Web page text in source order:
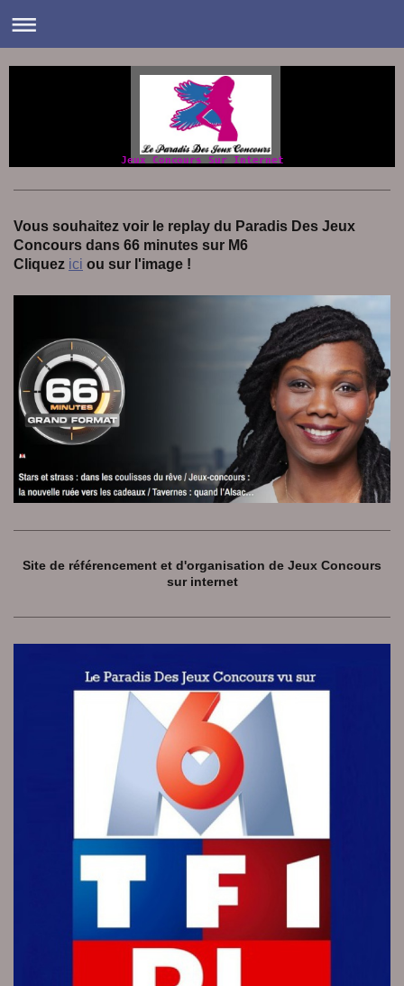
Jeux Concours Sur Internet
Vous souhaitez voir le replay du Paradis Des Jeux
Concours dans 66 minutes sur M6
Cliquez ici ou sur l'image !
Site de référencement et d'organisation de Jeux Concours
sur internet